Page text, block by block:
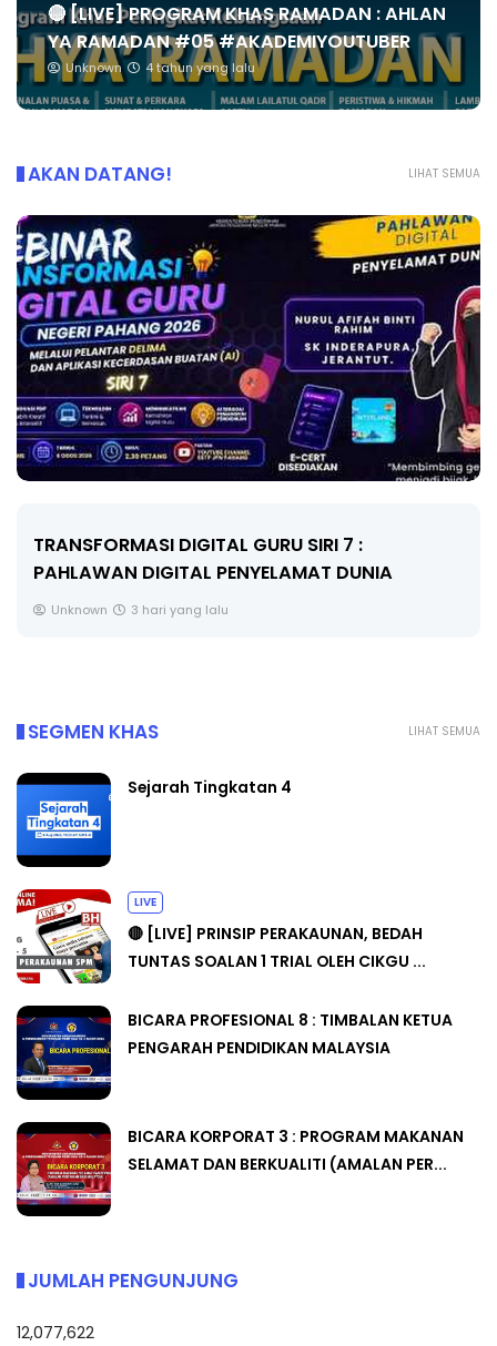
🔴 [LIVE] PROGRAM KHAS RAMADAN : AHLAN
YA RAMADAN #05 #AKADEMIYOUTUBER
Unknown 4 tahun yang lalu
LIHAT SEMUA
AKAN DATANG!
MAJLIS ANUGERAH FFK (FESTIVAL LENSA
PENDIDIKAN - FLeP) 2026
Unknown 4 hari yang lalu
LIHAT SEMUA
SEGMEN KHAS
Sejarah Tingkatan 4
LIVE
🔴 [LIVE] PRINSIP PERAKAUNAN, BEDAH
TUNTAS SOALAN 1 TRIAL OLEH CIKGU ...
BICARA PROFESIONAL 8 : TIMBALAN KETUA
PENGARAH PENDIDIKAN MALAYSIA
BICARA KORPORAT 3 : PROGRAM MAKANAN
SELAMAT DAN BERKUALITI (AMALAN PER...
JUMLAH PENGUNJUNG
12,077,622